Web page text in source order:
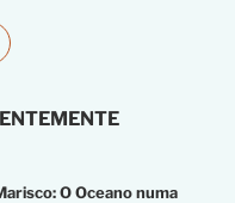
O Oceano numa